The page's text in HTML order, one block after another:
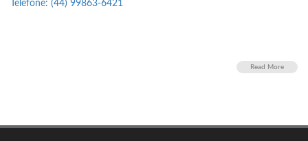
Telefone: (44) 99863-6421
Read More